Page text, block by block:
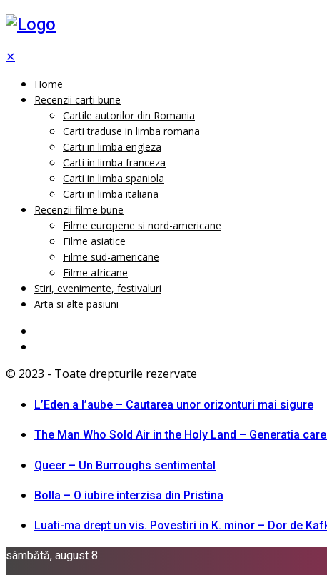
✕
Home
Recenzii carti bune
Cartile autorilor din Romania
Carti traduse in limba romana
Carti in limba engleza
Carti in limba franceza
Carti in limba spaniola
Carti in limba italiana
Recenzii filme bune
Filme europene si nord-americane
Filme asiatice
Filme sud-americane
Filme africane
Stiri, evenimente, festivaluri
Arta si alte pasiuni
© 2023 - Toate drepturile rezervate
L’Eden a I’aube – Cautarea unor orizonturi mai sigure
The Man Who Sold Air in the Holy Land – Generatia
Queer – Un Burroughs sentimental
Bolla – O iubire interzisa din Pristina
Luati-ma drept un vis. Povestiri in K. minor – Dor de
sâmbătă, august 8